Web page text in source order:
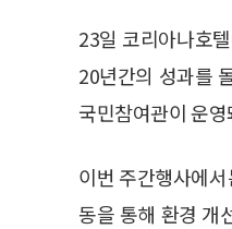
23일 코리아나호
20년간의 성과를
국민참여관이 운
이번 주간행사에
동을 통해 환경 개